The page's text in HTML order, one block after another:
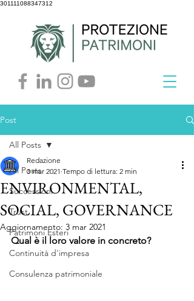
301111088347312
Post
All Posts
Successioni
Trust
Patrimoni Esteri
Continuità d'impresa
Consulenza patrimoniale
All Posts
ENVIRONMENTAL,
SOCIAL, GOVERNANCE
Redazione
3 mar 2021 Tempo di lettura: 2 min
Aggiornamento: 3 mar 2021
Qual è il loro valore in concreto?